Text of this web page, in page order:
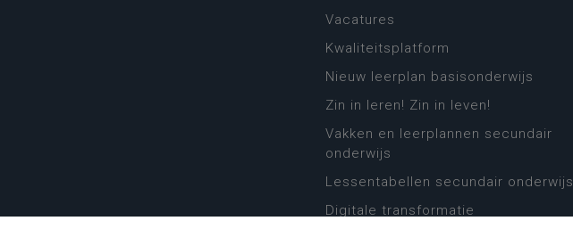
Vacatures
Kwaliteitsplatform
Nieuw leerplan basisonderwijs
Zin in leren! Zin in leven!
Vakken en leerplannen secundair
onderwijs
Lessentabellen secundair onderwijs
Digitale transformatie